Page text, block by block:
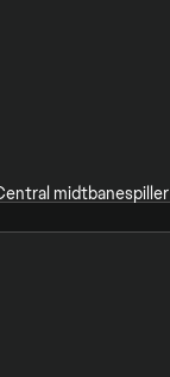
midtbanespiller